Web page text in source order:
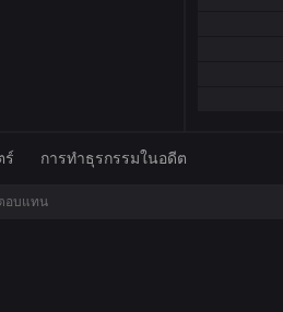
ร์ การทำธุรกรรมในอดีต
อบแทน